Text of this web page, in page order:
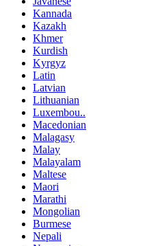
Kannada
Kazakh
Khmer
Kurdish
Kyrgyz
Latin
Latvian
Lithuanian
Luxembou..
Macedonian
Malagasy
Malay
Malayalam
Maltese
Maori
Marathi
Mongolian
Burmese
Nepali